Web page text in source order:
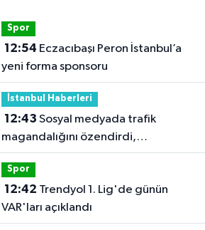
Spor
12:54
yeni forma sponsoru
İstanbul Haberleri
12:43
magandalığını özendirdi,
ehliyetinden oldu: 72 bin lira ceza
Spor
12:42
VAR'ları açıklandı